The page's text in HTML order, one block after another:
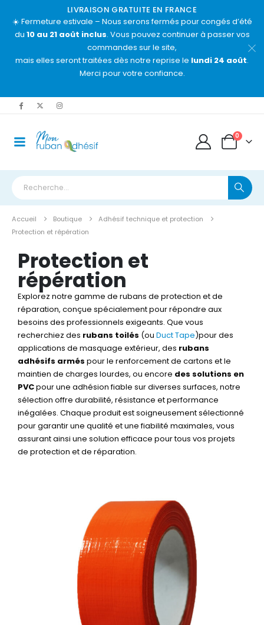
LIVRAISON GRATUITE EN FRANCE
☀️ Fermeture estivale – Nous serons fermés pour congés d’été
du 10 au 21 août inclus. Vous pouvez continuer à passer vos
commandes sur le site,
mais elles seront traitées dès notre reprise le lundi 24 août.
Merci pour votre confiance.
0
Accueil Boutique
Adhésif technique et protection
Protection et répération
Protection et
répération
Explorez notre gamme de rubans de protection et de
réparation, conçue spécialement pour répondre aux
besoins des professionnels exigeants. Que vous
recherchiez des rubans toilés (ou Duct Tape)pour des
applications de masquage extérieur, des rubans
adhésifs armés pour le renforcement de cartons et le
maintien de charges lourdes, ou encore des solutions en
PVCpour une adhésion fiable sur diverses surfaces, notre
sélection offre durabilité, résistance et performance
inégalées. Chaque produit est soigneusement sélectionné
pour garantir une qualité et une fiabilité maximales, vous
assurant ainsi une solution efficace pour tous vos projets
de protection et de réparation.